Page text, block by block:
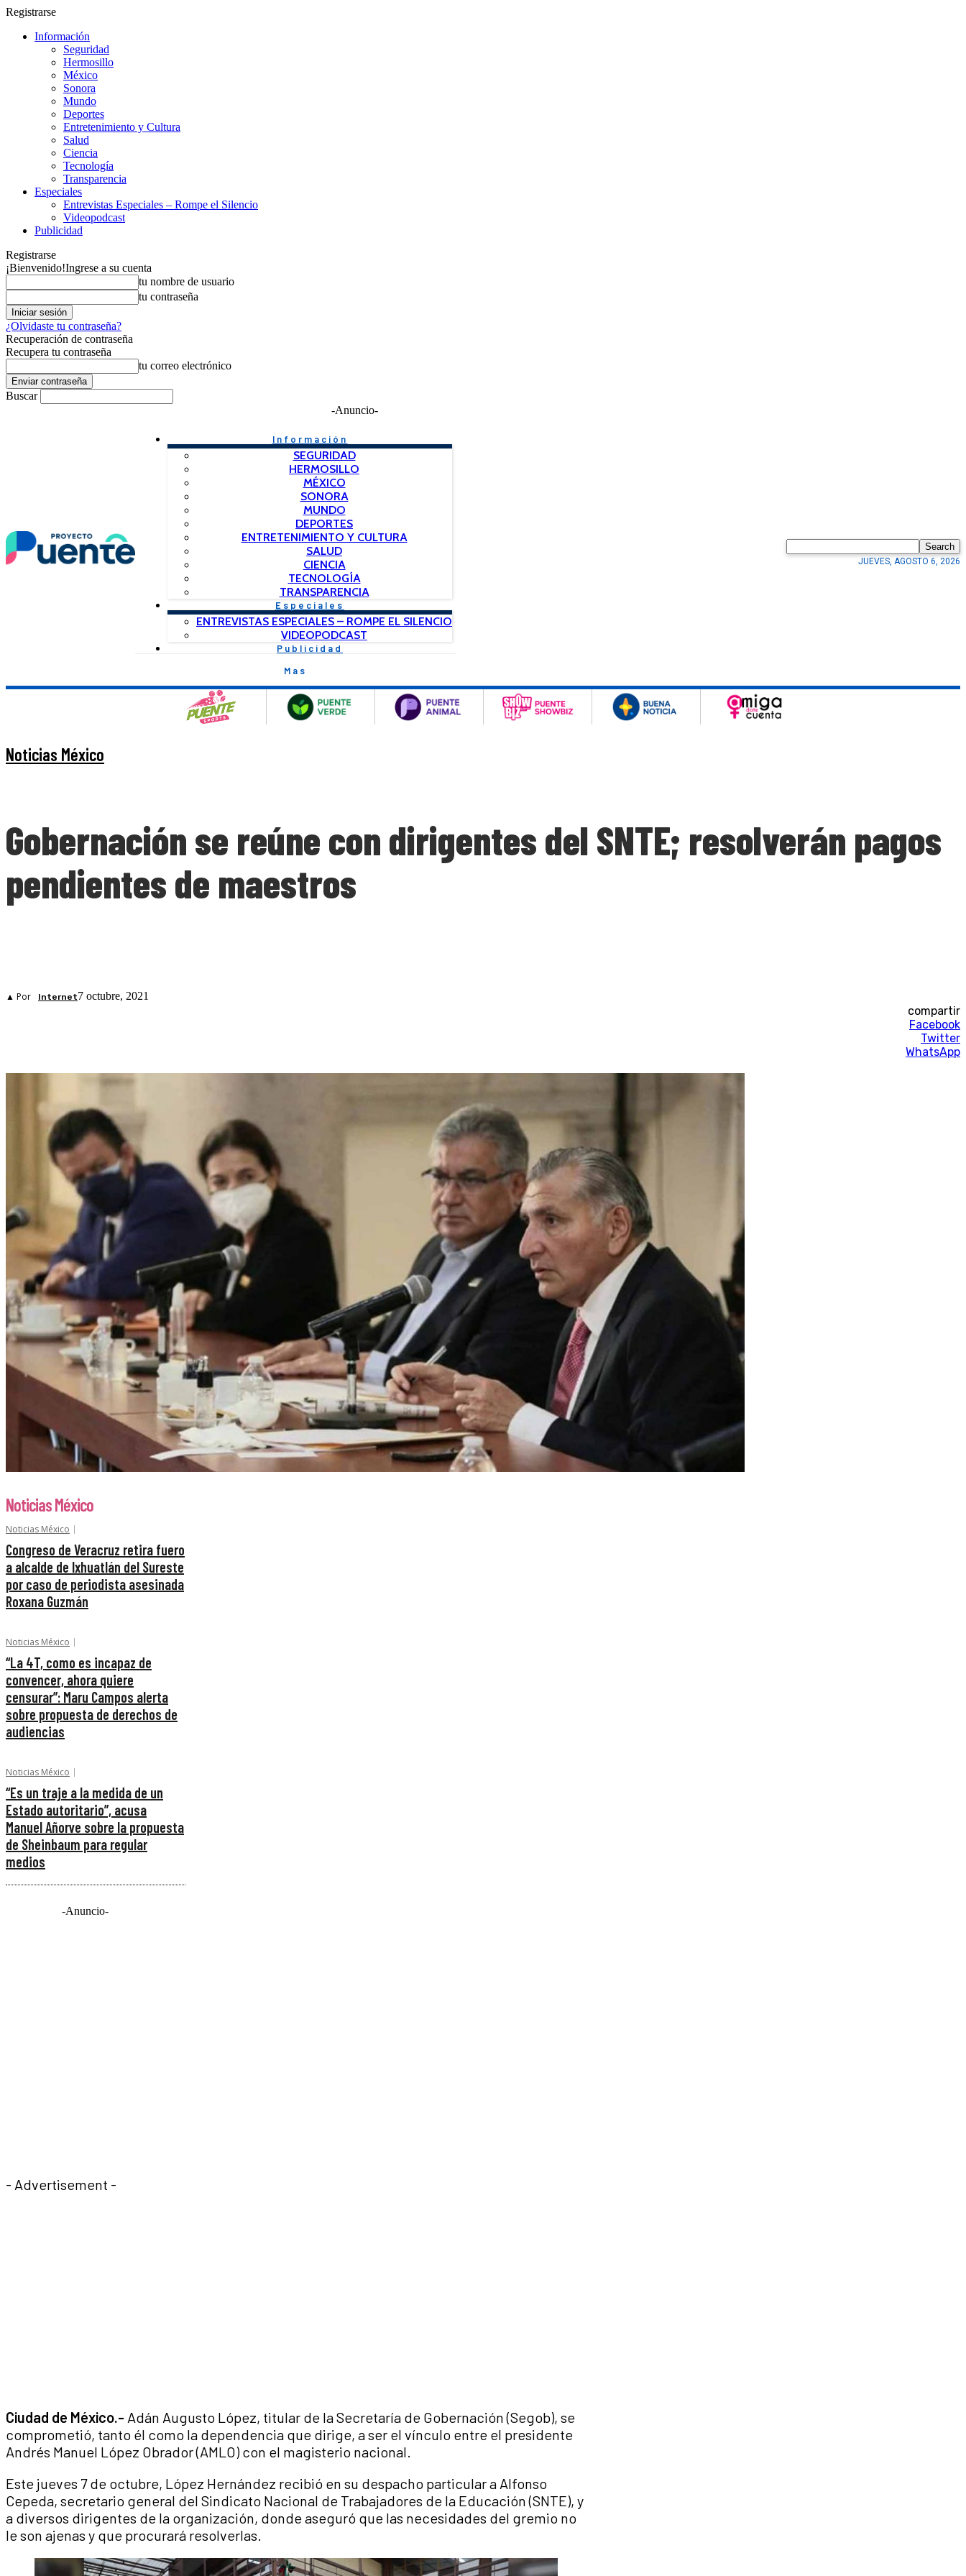
Registrarse
Información
Seguridad
Hermosillo
México
Sonora
Mundo
Deportes
Entretenimiento y Cultura
Salud
Ciencia
Tecnología
Transparencia
Especiales
Entrevistas Especiales – Rompe el Silencio
Videopodcast
Publicidad
Registrarse
¡Bienvenido!Ingrese a su cuenta
tu nombre de usuario
tu contraseña
¿Olvidaste tu contraseña?
Recuperación de contraseña
Recupera tu contraseña
tu correo electrónico
Buscar
-Anuncio-
Información
SEGURIDAD
HERMOSILLO
MÉXICO
SONORA
MUNDO
DEPORTES
ENTRETENIMIENTO Y CULTURA
SALUD
CIENCIA
TECNOLOGÍA
TRANSPARENCIA
Especiales
ENTREVISTAS ESPECIALES – ROMPE EL SILENCIO
VIDEOPODCAST
Publicidad
Mas
Search
JUEVES, AGOSTO 6, 2026
Noticias México
Gobernación se reúne con dirigentes del SNTE; resolverán pagos
pendientes de maestros
▲ Por Internet7 octubre, 2021
compartir
Facebook
Twitter
WhatsApp
Noticias México
Noticias México
Congreso de Veracruz retira fuero
a alcalde de Ixhuatlán del Sureste
por caso de periodista asesinada
Roxana Guzmán
Noticias México
“La 4T, como es incapaz de
convencer, ahora quiere
censurar”: Maru Campos alerta
sobre propuesta de derechos de
audiencias
Noticias México
“Es un traje a la medida de un
Estado autoritario”, acusa
Manuel Añorve sobre la propuesta
de Sheinbaum para regular
medios
-Anuncio-
- Advertisement -
Ciudad de México.- Adán Augusto López, titular de la Secretaría de Gobernación (Segob), se
comprometió, tanto él como la dependencia que dirige, a ser el vínculo entre el presidente
Andrés Manuel López Obrador (AMLO) con el magisterio nacional.
Este jueves 7 de octubre, López Hernández recibió en su despacho particular a Alfonso
Cepeda, secretario general del Sindicato Nacional de Trabajadores de la Educación (SNTE), y
a diversos dirigentes de la organización, donde aseguró que las necesidades del gremio no
le son ajenas y que procurará resolverlas.